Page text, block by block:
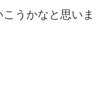
うかなと思いま